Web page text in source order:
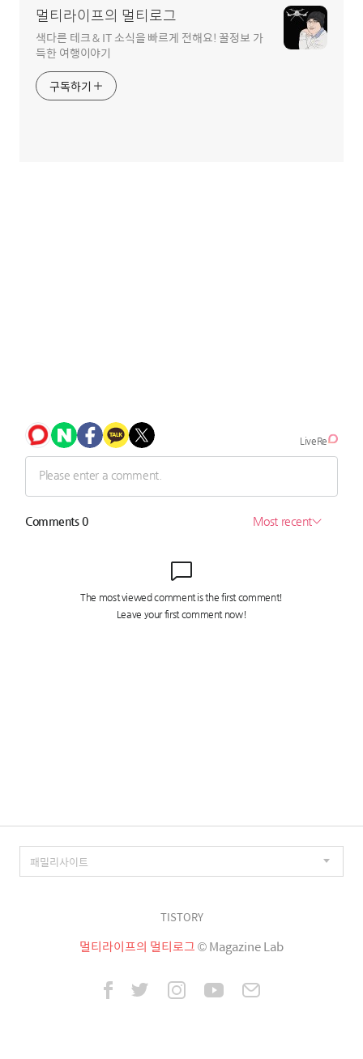
멀티라이프의 멀티로그
색다른 테크 & IT 소식을 빠르게 전해요! 꿀정보 가
득한 여행이야기
구독하기
TISTORY
멀티라이프의 멀티로그© Magazine Lab